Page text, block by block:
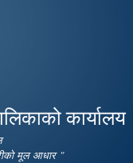
कार्यालय
मूल आधार "